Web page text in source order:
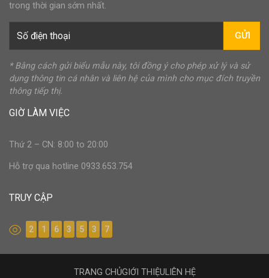
trong thời gian sớm nhất.
GỬI
* Bằng cách gửi biểu mẫu này, tôi đồng ý cho phép xử lý và sử
dụng thông tin cá nhân và liên hệ của mình cho mục đích truyền
thông tiếp thị.
GIỜ LÀM VIỆC
Thứ 2 – CN: 8:00 to 20:00
Hỗ trợ qua hotline 0933.653.754
TRUY CẬP
2 1 6 3 5 3 7
TRANG CHỦGIỚI THIỆULIÊN HỆ